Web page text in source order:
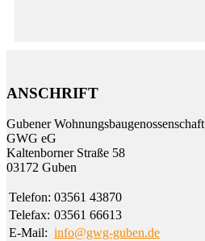
ANSCHRIFT
Gubener Wohnungs­bau­genossen­schaft
GWG eG
Kalten­borner Straße 58
03172 Guben
Telefon: 03561 43870
Telefax: 03561 66613
E-Mail: info@gwg-guben.de